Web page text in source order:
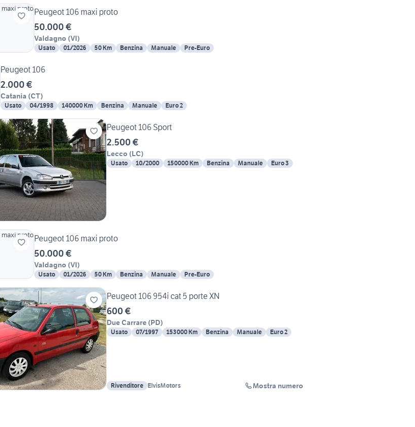
Peugeot 106 maxi proto
50.000 €
Valdagno (VI)
Usato 01/2026 50 Km Benzina Manuale Pre-Euro
Peugeot 106
2.000 €
Catania (CT)
Usato 04/1998 140000 Km Benzina Manuale Euro 2
Peugeot 106 Sport
2.500 €
Lecco (LC)
Usato 10/2000 150000 Km Benzina Manuale Euro 3
Peugeot 106 maxi proto
50.000 €
Valdagno (VI)
Usato 01/2026 50 Km Benzina Manuale Pre-Euro
Peugeot 106 954i cat 5 porte XN
600 €
Due Carrare (PD)
Usato 07/1997 153000 Km Benzina Manuale Euro 2
Rivenditore ElvisMotors Mostra numero